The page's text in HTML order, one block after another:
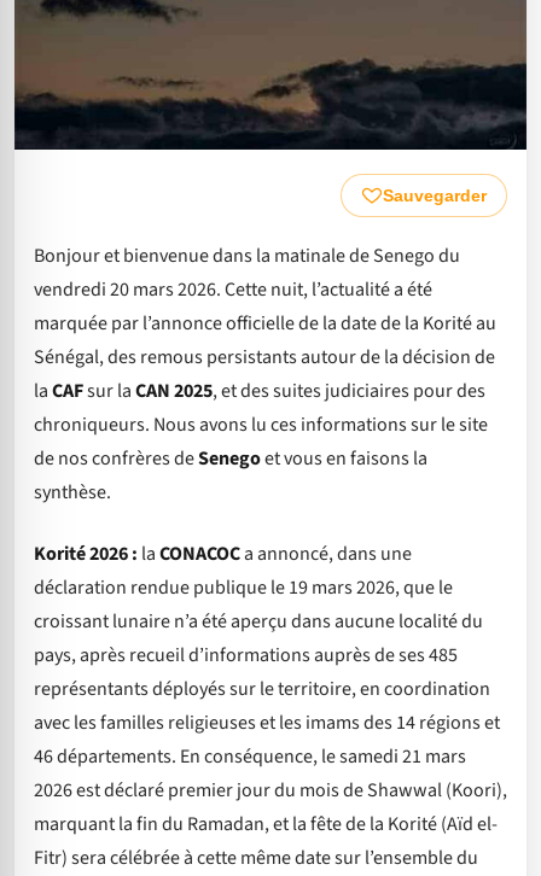
Sauvegarder
Bonjour et bienvenue dans la matinale de Senego du
vendredi 20 mars 2026. Cette nuit, l’actualité a été
marquée par l’annonce officielle de la date de la Korité au
Sénégal, des remous persistants autour de la décision de
laCAFsur laCAN 2025, et des suites judiciaires pour des
chroniqueurs. Nous avons lu ces informations sur le site
de nos confrères deSenegoet vous en faisons la
synthèse.
Korité 2026 : laCONACOCa annoncé, dans une
déclaration rendue publique le 19 mars 2026, que le
croissant lunaire n’a été aperçu dans aucune localité du
pays, après recueil d’informations auprès de ses 485
représentants déployés sur le territoire, en coordination
avec les familles religieuses et les imams des 14 régions et
46 départements. En conséquence, le samedi 21 mars
2026 est déclaré premier jour du mois de Shawwal (Koori),
marquant la fin du Ramadan, et la fête de la Korité (Aïd el-
Fitr) sera célébrée à cette même date sur l’ensemble du